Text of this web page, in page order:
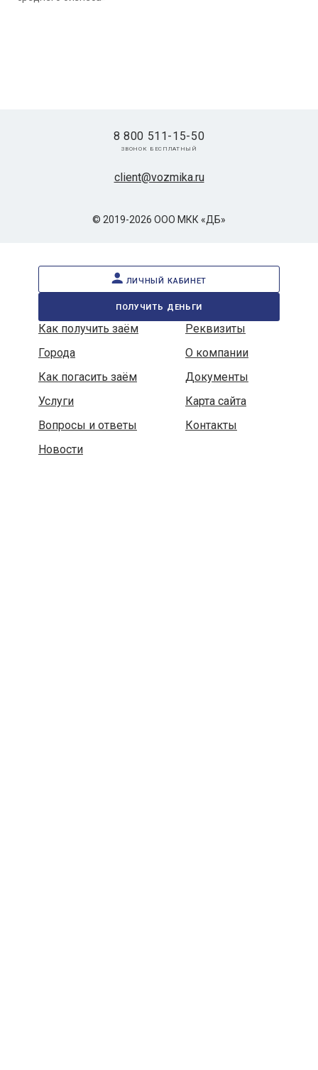
© 2019-2026 ООО МКК «ДБ»
client@vozmika.ru
8 800 511-15-50
звонок бесплатный
личный кабинет
получить деньги
Как получить заём
Реквизиты
Города
О компании
Как погасить заём
Документы
Услуги
Карта сайта
Вопросы и ответы
Контакты
Новости